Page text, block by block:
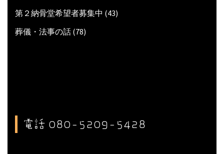
第２納骨堂希望者募集中 (43)
葬儀・法事の話 (78)
電話 080-5209-5428